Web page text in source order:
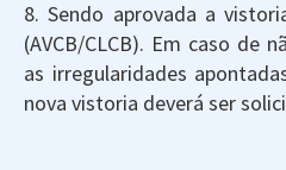
8. Sendo aprovada a
(AVCB/CLCB). Em caso de
as irregularidades
nova vistoria deverá ser